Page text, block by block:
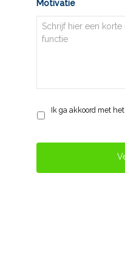
Motivatie
Privacy *
Ik ga akkoord met het